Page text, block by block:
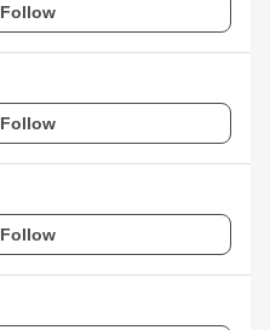
Follow
Follow
Follow